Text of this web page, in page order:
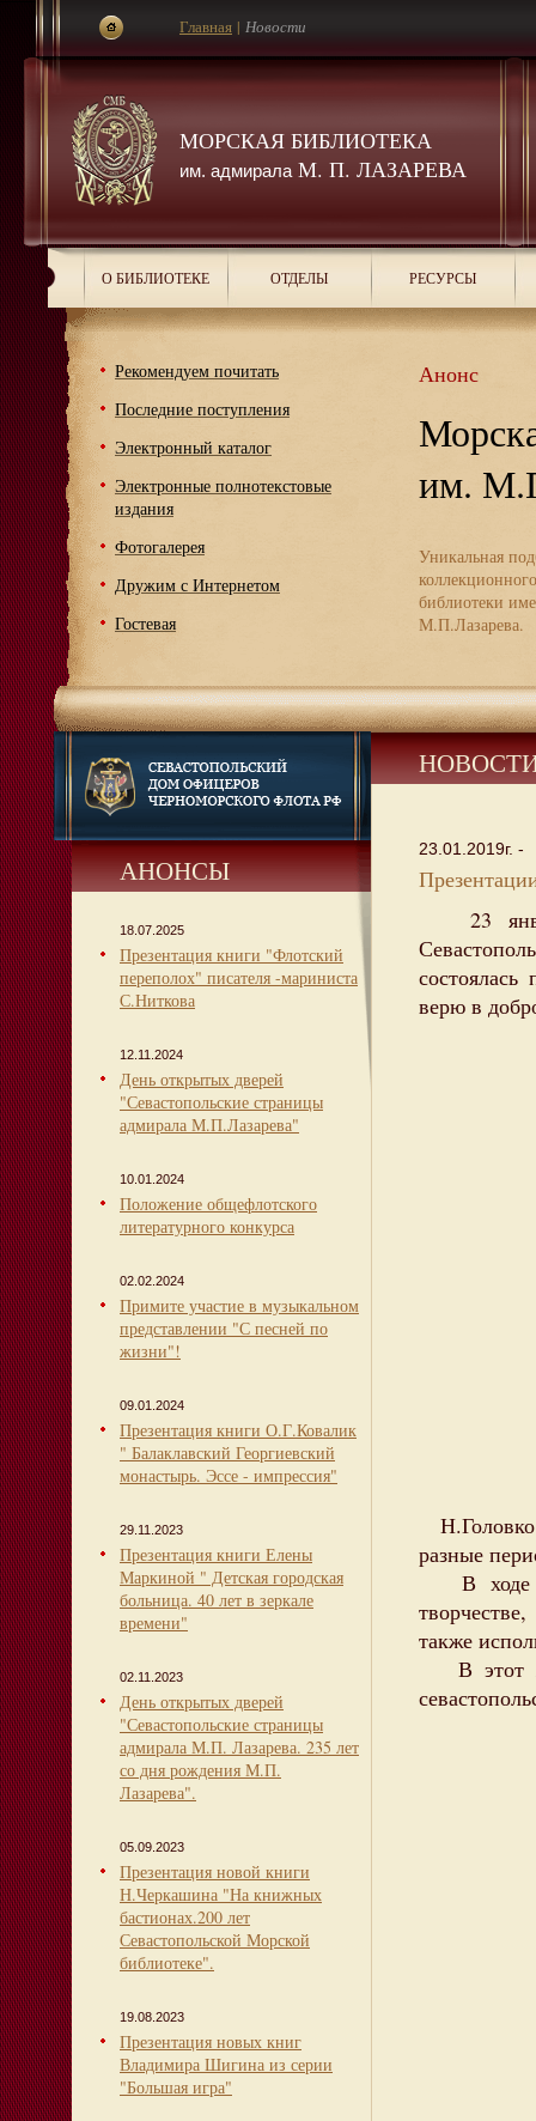
МОРСКАЯ БИБЛИОТЕКА
им. адмиралаМ. П. ЛАЗАРЕВА
Главная | Новости
О БИБЛИОТЕКЕ ОТДЕЛЫ РЕСУРСЫ
Рекомендуем почитать
Последние поступления
Электронный каталог
Электронные полнотекстовые
издания
Фотогалерея
Дружим с Интернетом
Гостевая
Анонс
им.
Уникальная
библиотеки
М.П.Лазарева.
АНОНСЫ
18.07.2025
Презентация книги "Флотский
переполох" писателя -мариниста
С.Ниткова
12.11.2024
День открытых дверей
"Севастопольские страницы
адмирала М.П.Лазарева"
10.01.2024
Положение общефлотского
литературного конкурса
02.02.2024
Примите участие в музыкальном
представлении "С песней по
жизни"!
09.01.2024
Презентация книги О.Г.Ковалик
" Балаклавский Георгиевский
монастырь. Эссе - импрессия"
29.11.2023
Презентация книги Елены
Маркиной " Детская городская
больница. 40 лет в зеркале
времени"
02.11.2023
День открытых дверей
"Севастопольские страницы
адмирала М.П. Лазарева. 235 лет
со дня рождения М.П.
Лазарева".
05.09.2023
Презентация новой книги
Н.Черкашина "На книжных
бастионах.200 лет
Севастопольской Морской
библиотеке".
19.08.2023
Презентация новых книг
Владимира Шигина из серии
"Большая игра"
23.01.2019г. -
23
верю в
Н.Головко
разные
В ходе
также
В этот